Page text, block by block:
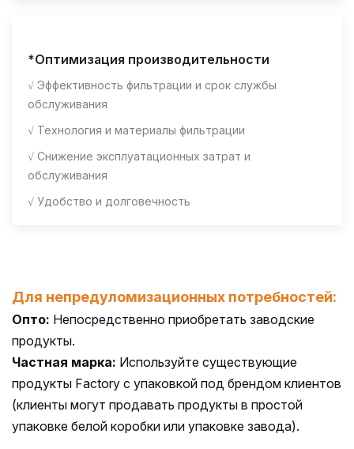
*Оптимизация производительности
√ Эффективность фильтрации и срок службы
обслуживания
√ Технология и материалы фильтрации
√ Снижение эксплуатационных затрат и
обслуживания
√ Удобство и долговечность
Для непредуломизационных потребностей:
Опто: Непосредственно приобретать заводские
продукты.
Частная марка: Используйте существующие
продукты Factory с упаковкой под брендом клиентов
(клиенты могут продавать продукты в простой
упаковке белой коробки или упаковке завода).